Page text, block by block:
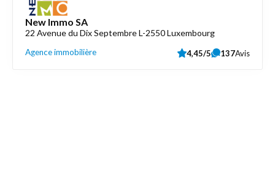
New Immo SA
22 Avenue du Dix Septembre L-2550 Luxembourg
Agence immobilière 4,45/5 137Avis